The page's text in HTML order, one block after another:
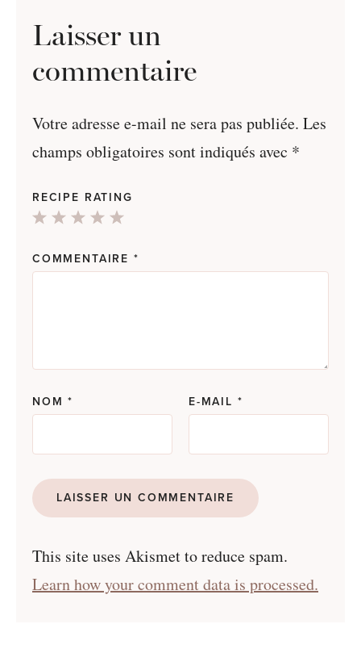
Laisser un
commentaire
Votre adresse e-mail ne sera pas publiée. Les
champs obligatoires sont indiqués avec *
RECIPE RATING
4
3
2
1
COMMENTAIRE *
NOM* E-MAIL *
This site uses Akismet to reduce spam.
Learn how your comment data is processed.